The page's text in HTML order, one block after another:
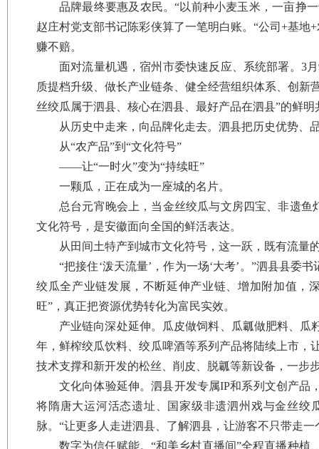
品牌最终要惠及农民。“以前种小麦玉米，一亩挣
赵庄村党支部书记陈彩侠算了一笔明白账。“公司+基地
赚不赔。
面对流量机遇，宿州市委快速反应、系统部署。3
质提档升级、做长产业链条、健全经营组织体系、创
丝绞瓜属于泗县、核心在泗县、最好产品在泗县”的鲜明
从历史中走来，向品牌化走去。泗县把历史优势、
从“农产品”到“文化符号”
——让“一时火”变为“持续旺”
一颗瓜，正在成为一座城的名片。
总台元宵晚会上，当金丝绞瓜与文房四宝、非遗
文化符号，是安徽面向全国的鲜活表达。
从田间土特产到城市文化符号，这一跃，既有流量
“把接住‘泼天流量’，作为一场‘大考’。”泗县县委
绞瓜全产业链发展，不断延伸产业链、增加附加值，
旺”，真正把资源优势转化为富民实效。
产业链向深处延伸。瓜皮做饲料、瓜瓤做肥料、瓜
年，鲜榨绞瓜饮料、绞瓜啤酒等系列产品将陆续上市，
技术支撑和新开发的松丝、削皮、脱瓤等新设备，一步
文化向体验延伸。泗县开发专属IP和系列文创产品
将隋唐大运河活态遗址、国家级非遗泗州戏与金丝
脉。“让更多人走进泗县、了解泗县，让游客不只带走
数字为信任赋能。“和美乡村直播间”全程直播种植